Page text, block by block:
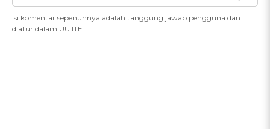
Isi komentar sepenuhnya adalah tanggung jawab pengguna dan
diatur dalam UU ITE